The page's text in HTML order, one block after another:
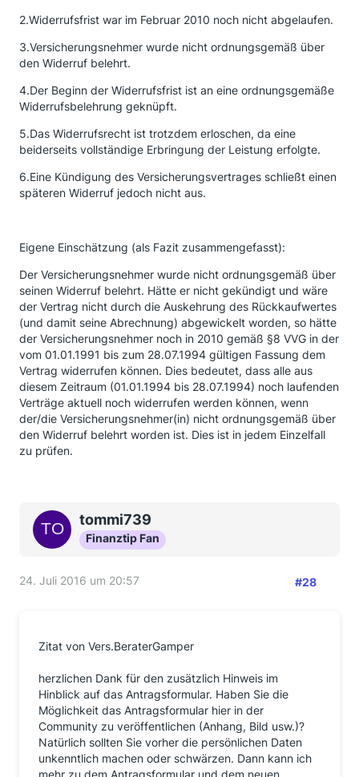
2.Widerrufsfrist war im Februar 2010 noch nicht abgelaufen.
3.Versicherungsnehmer wurde nicht ordnungsgemäß über
den Widerruf belehrt.
4.Der Beginn der Widerrufsfrist ist an eine ordnungsgemäße
Widerrufsbelehrung geknüpft.
5.Das Widerrufsrecht ist trotzdem erloschen, da eine
beiderseits vollständige Erbringung der Leistung erfolgte.
6.Eine Kündigung des Versicherungsvertrages schließt einen
späteren Widerruf jedoch nicht aus.
Eigene Einschätzung (als Fazit zusammengefasst):
Der Versicherungsnehmer wurde nicht ordnungsgemäß über
seinen Widerruf belehrt. Hätte er nicht gekündigt und wäre
der Vertrag nicht durch die Auskehrung des Rückkaufwertes
(und damit seine Abrechnung) abgewickelt worden, so hätte
der Versicherungsnehmer noch in 2010 gemäß §8 VVG in der
vom 01.01.1991 bis zum 28.07.1994 gültigen Fassung dem
Vertrag widerrufen können. Dies bedeutet, dass alle aus
diesem Zeitraum (01.01.1994 bis 28.07.1994) noch laufenden
Verträge aktuell noch widerrufen werden können, wenn
der/die Versicherungsnehmer(in) nicht ordnungsgemäß über
den Widerruf belehrt worden ist. Dies ist in jedem Einzelfall
zu prüfen.
tommi739
Finanztip Fan
24. Juli 2016 um 20:57 #28
Zitat von Vers.BeraterGamper
herzlichen Dank für den zusätzlich Hinweis im
Hinblick auf das Antragsformular. Haben Sie die
Möglichkeit das Antragsformular hier in der
Community zu veröffentlichen (Anhang, Bild usw.)?
Natürlich sollten Sie vorher die persönlichen Daten
unkenntlich machen oder schwärzen. Dann kann ich
mehr zu dem Antragsformular und dem neuen